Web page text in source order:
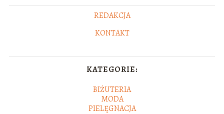
REDAKCJA
KONTAKT
KATEGORIE:
BIŻUTERIA
MODA
PIELĘGNACJA